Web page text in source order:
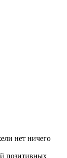
нет ничего
позитивных